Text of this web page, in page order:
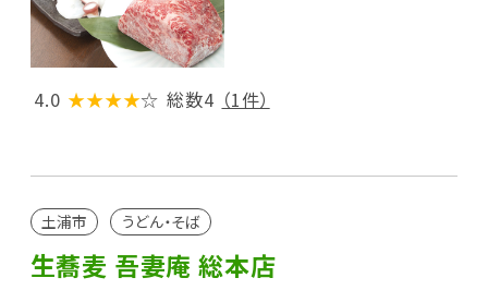
4.0 ★★★★☆ 総数4 （1件）
土浦市 うどん・そば
生蕎麦 吾妻庵 総本店